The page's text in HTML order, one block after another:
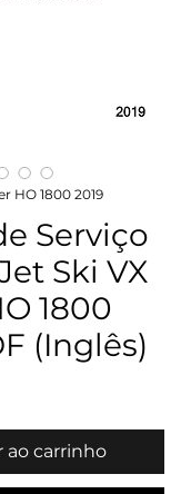
HO 1800 2019
Serviço
Ski VX
1800
(Inglês)
ao carrinho